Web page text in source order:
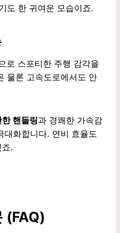
도 한 귀여운 모습이죠.
로 스포티한 주행 감각을
물론 고속도로에서도 안
핸들링과 경쾌한 가속감
대화합니다. 연비 효율도
.
(FAQ)